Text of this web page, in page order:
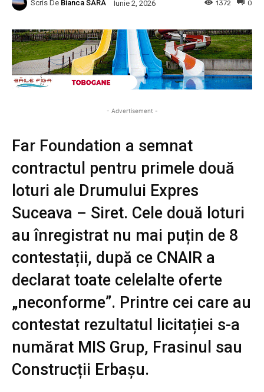
Scris De Bianca SARA Iunie 2, 2026 0
1372
- Advertisement -
Far Foundation a semnat
contractul pentru primele două
loturi ale Drumului Expres
Suceava – Siret. Cele două loturi
au înregistrat nu mai puțin de 8
contestații, după ce CNAIR a
declarat toate celelalte oferte
„neconforme”. Printre cei care au
contestat rezultatul licitației s-a
numărat MIS Grup, Frasinul sau
Construcții Erbașu.